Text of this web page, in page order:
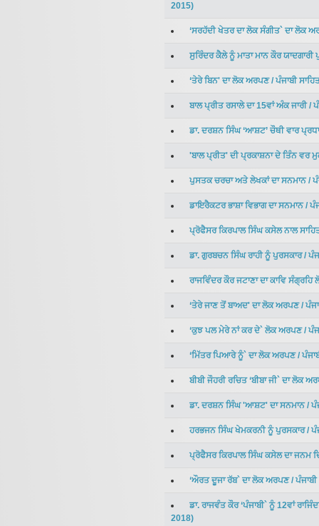
2015)
‘ਸਰਹੱਦੀ ਖੇਤਰ ਦਾ ਲੋਕ ਸੰਗੀਤ` ਦਾ ਲੋਕ
ਸੁਰਿੰਦਰ ਕੈਲੇ ਨੂੰ ਮਾਤਾ ਮਾਨ ਕੌਰ ਯਾਦਗਾਰੀ
‘ਤੇਰੇ ਬਿਨ' ਦਾ ਲੋਕ ਅਰਪਣ/ ਪੰਜਾਬੀ
ਬਾਲ ਪ੍ਰੀਤ ਰਸਾਲੇ ਦਾ 15ਵਾਂ ਅੰਕ ਜਾਰੀ/
ਡਾ. ਦਰਸ਼ਨ ਸਿੰਘ ‘ਆਸ਼ਟ’ ਚੌਥੀ ਵਾਰ
'ਬਾਲ ਪ੍ਰੀਤ' ਦੀ ਪ੍ਰਕਾਸ਼ਨਾ ਦੇ ਤਿੰਨ ਵਰ
ਪੁਸਤਕ ਚਰਚਾ ਅਤੇ ਲੇਖਕਾਂ ਦਾ ਸਨਮਾਨ/
ਡਾਇਰੈਕਟਰ ਭਾਸ਼ਾ ਵਿਭਾਗ ਦਾ ਸਨਮਾਨ/
ਪ੍ਰੋਫੈਸਰ ਕਿਰਪਾਲ ਸਿੰਘ ਕਸੇਲ ਨਾਲ
ਡਾ. ਗੁਰਬਚਨ ਸਿੰਘ ਰਾਹੀ ਨੂੰ ਪੁਰਸਕਾਰ/
ਰਾਜਵਿੰਦਰ ਕੌਰ ਜਟਾਣਾ ਦਾ ਕਾਵਿ
‘ਤੇਰੇ ਜਾਣ ਤੋਂ ਬਾਅਦ' ਦਾ ਲੋਕ ਅਰਪਣ/
‘ਕੁਝ ਪਲ ਮੇਰੇ ਨਾਂ ਕਰ ਦੇ` ਲੋਕ ਅਰਪਣ/
‘ਮਿੱਤਰ ਪਿਆਰੇ ਨੂੰ` ਦਾ ਲੋਕ ਅਰਪਣ/
ਬੀਬੀ ਜੌਹਰੀ ਰਚਿਤ ‘ਬੀਬਾ ਜੀ` ਦਾ ਲੋਕ
ਡਾ. ਦਰਸ਼ਨ ਸਿੰਘ 'ਆਸ਼ਟ' ਦਾ ਸਨਮਾਨ/
ਹਰਭਜਨ ਸਿੰਘ ਖੇਮਕਰਨੀ ਨੂੰ ਪੁਰਸਕਾਰ/
ਪ੍ਰੋਫੈਸਰ ਕਿਰਪਾਲ ਸਿੰਘ ਕਸੇਲ ਦਾ ਜਨਮ
‘ਔਰਤ ਦੂਜਾ ਰੱਬ` ਦਾ ਲੋਕ ਅਰਪਣ/
ਡਾ. ਰਾਜਵੰਤ ਕੌਰ ‘ਪੰਜਾਬੀ` ਨੂੰ 12ਵਾਂ
2018)